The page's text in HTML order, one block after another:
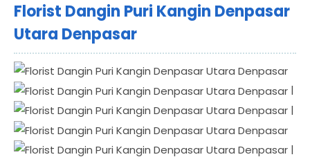
Florist Dangin Puri Kangin Denpasar
Utara Denpasar
|
|
|